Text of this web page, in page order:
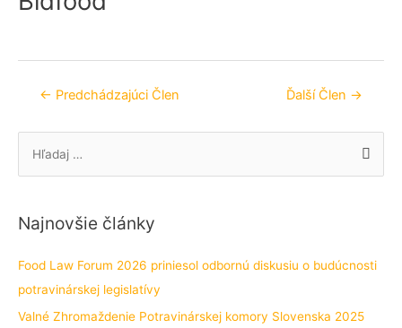
Navigácia
článku
← Predchádzajúci Člen Ďalší Člen →
r
h
f
o
Najnovšie články
Food Law Forum 2026 priniesol odbornú diskusiu o budúcnosti
potravinárskej legislatívy
Valné Zhromaždenie Potravinárskej komory Slovenska 2025